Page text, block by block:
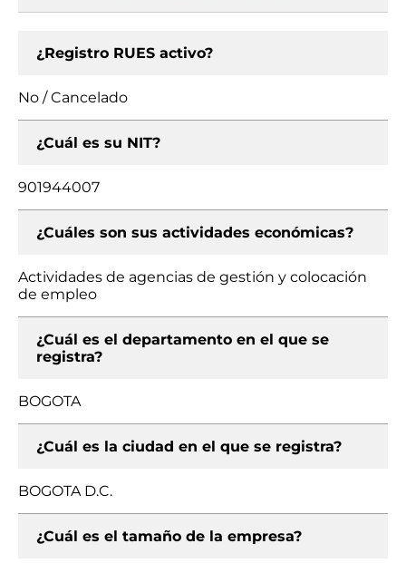
¿Registro RUES activo?
No / Cancelado
¿Cuál es su NIT?
901944007
¿Cuáles son sus actividades económicas?
Actividades de agencias de gestión y colocación
de empleo
¿Cuál es el departamento en el que se
registra?
BOGOTA
¿Cuál es la ciudad en el que se registra?
BOGOTA D.C.
¿Cuál es el tamaño de la empresa?